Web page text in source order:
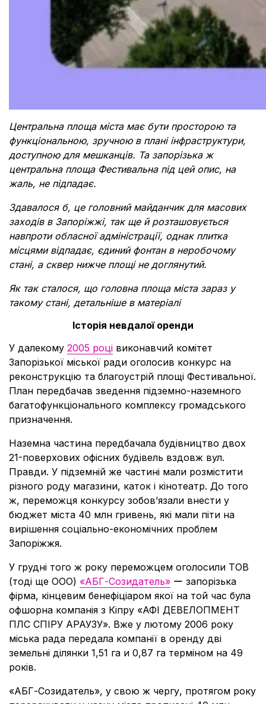
Центральна площа міста має бути просторою та
функціональною, зручною в плані інфраструктури,
доступною для мешканців. Та запорізька ж
центральна площа Фестивальна під цей опис, на
жаль, не підпадає.
Здавалося б, це головний майданчик для масових
заходів в Запоріжжі, так ще й розташовується
навпроти обласної адміністрації, однак плитка
місцями відпадає, єдиний фонтан в неробочому
стані, а сквер нижче площі не доглянутий.
Як так сталося, що головна площа міста зараз у
такому стані, детальніше в матеріалі
Історія невдалої оренди
У далекому 2005 році виконавчий комітет
Запорізької міської ради оголосив конкурс на
реконструкцію та благоустрій площі Фестивальної.
План передбачав зведення підземно-наземного
багатофункціонального комплексу громадського
призначення.
Наземна частина передбачала будівництво двох
21-поверхових офісних будівель вздовж вул.
Правди. У підземній же частині мали розмістити
різного роду магазини, каток і кінотеатр. До того
ж, переможця конкурсу зобов’язали внести у
бюджет міста 40 млн гривень, які мали піти на
вирішення соціально-економічних проблем
Запоріжжя.
У грудні того ж року переможцем оголосили ТОВ
(тоді ще ООО) «АБГ-Созидатель» ー запорізька
фірма, кінцевим бенефіціаром якої на той час була
офшорна компанія з Кіпру «АФІ ДЕВЕЛОПМЕНТ
ПЛС СПІРУ АРАУЗУ». Вже у лютому 2006 року
міська рада передала компанії в оренду дві
земельні ділянки 1,51 га и 0,87 га терміном на 49
років.
«АБГ-Созидатель», у свою ж чергу, протягом року